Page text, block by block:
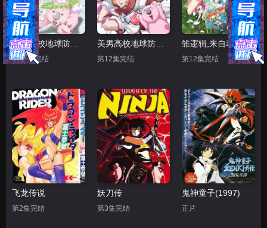
第12集完结
美男高校地球防卫部LOVE
第12集完结
雏逻辑,来自幸运逻辑
第12集完结
飞龙传说
第2集完结
妖刀传
第3集完结
鬼神童子(1997)
正片